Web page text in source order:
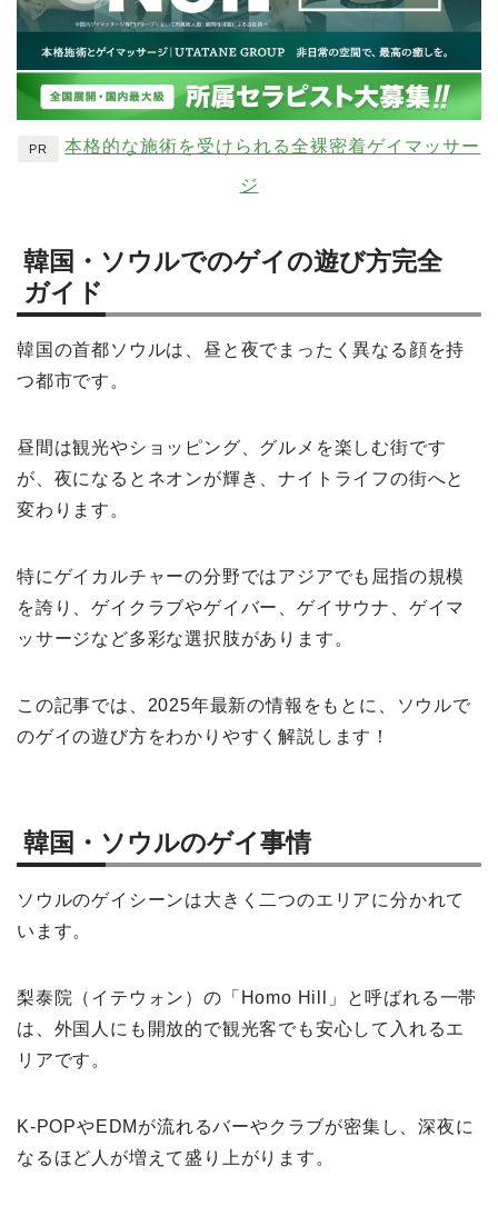
PR 本格的な施術を受けられる全裸密着ゲイマッサー
ジ
韓国・ソウルでのゲイの遊び方完全
ガイド
韓国の首都ソウルは、昼と夜でまったく異なる顔を持
つ都市です。
昼間は観光やショッピング、グルメを楽しむ街です
が、夜になるとネオンが輝き、ナイトライフの街へと
変わります。
特にゲイカルチャーの分野ではアジアでも屈指の規模
を誇り、ゲイクラブやゲイバー、ゲイサウナ、ゲイマ
ッサージなど多彩な選択肢があります。
この記事では、2025年最新の情報をもとに、ソウルで
のゲイの遊び方をわかりやすく解説します！
韓国・ソウルのゲイ事情
ソウルのゲイシーンは大きく二つのエリアに分かれて
います。
梨泰院（イテウォン）の「Homo Hill」と呼ばれる一帯
は、外国人にも開放的で観光客でも安心して入れるエ
リアです。
K-POPやEDMが流れるバーやクラブが密集し、深夜に
なるほど人が増えて盛り上がります。